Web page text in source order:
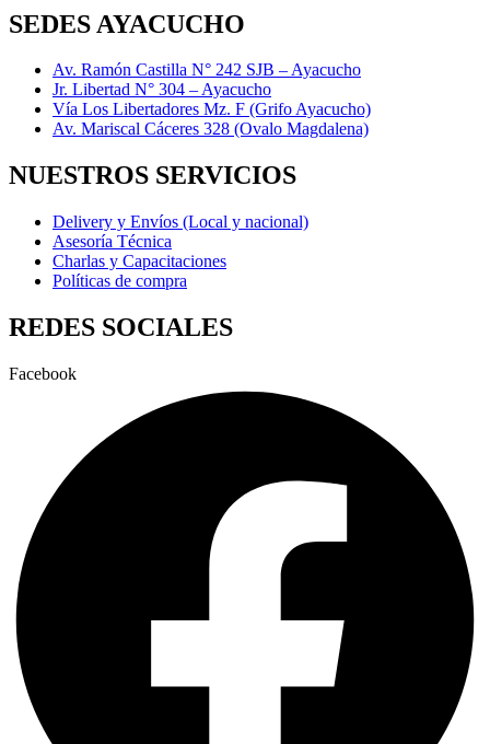
SEDES AYACUCHO
Av. Ramón Castilla N° 242 SJB – Ayacucho
Jr. Libertad N° 304 – Ayacucho
Vía Los Libertadores Mz. F (Grifo Ayacucho)
Av. Mariscal Cáceres 328 (Ovalo Magdalena)
NUESTROS SERVICIOS
Delivery y Envíos (Local y nacional)
Asesoría Técnica
Charlas y Capacitaciones
Políticas de compra
REDES SOCIALES
Facebook